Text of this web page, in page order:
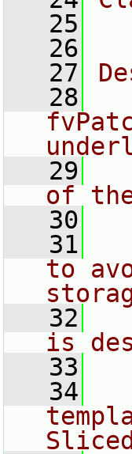
   25
   26
   27
   28
   29
of
   30
   31
to
   32
is
   33
   34